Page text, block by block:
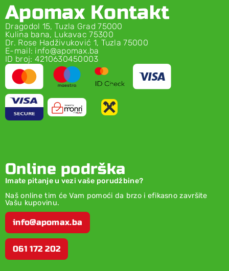
Apomax Kontakt
Dragodol 15, Tuzla Grad 75000
Kulina bana, Lukavac 75300
Dr. Rose Hadživuković 1, Tuzla 75000
E-mail: info@apomax.ba
ID broj: 4210630450003
Online podrška
Imate pitanje u vezi vaše porudžbine?
Naš online tim će Vam pomoći da brzo i efikasno završite
Vašu kupovinu.
info@apomax.ba
061 172 202